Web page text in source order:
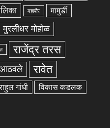
महापौर मामुर्डी
मुरलीधर मोहोळ
राजेंद्र तरस
आठवले रावेत
गांधी विकास कडलक